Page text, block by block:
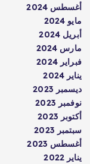
أغسطس 2024
مايو 2024
أبريل 2024
مارس 2024
فبراير 2024
يناير 2024
ديسمبر 2023
نوفمبر 2023
أكتوبر 2023
سبتمبر 2023
أغسطس 2023
يناير 2022